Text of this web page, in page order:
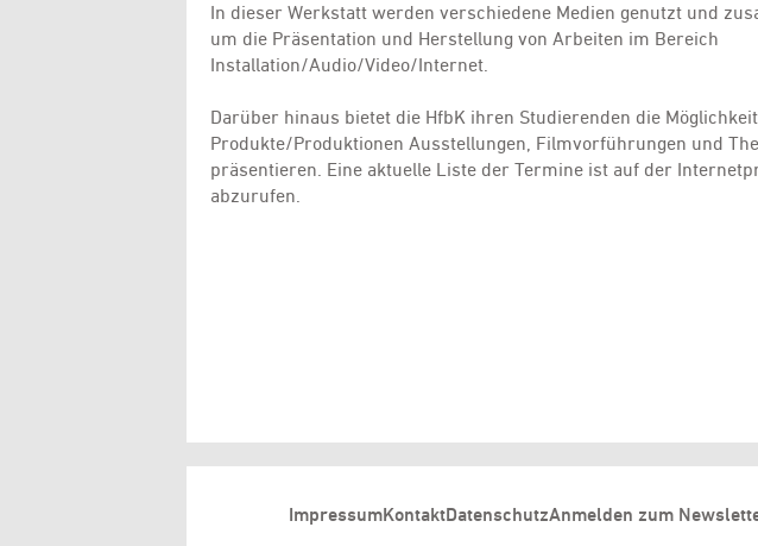
In dieser Werkstatt werden verschiedene Medien genutzt und
um die Präsentation und Herstellung von Arbeiten im Bereich
Installation/Audio/Video/Internet.
Darüber hinaus bietet die HfbK ihren Studierenden die
Produkte/Produktionen Ausstellungen, Filmvorführungen und
präsentieren. Eine aktuelle Liste der Termine ist auf der
abzurufen.
ImpressumKontaktDatenschutzAnmelden zum